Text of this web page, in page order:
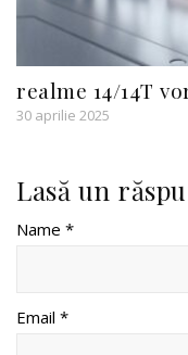
realme 14/14T
30 aprilie 2025
Lasă un
Name *
Email *